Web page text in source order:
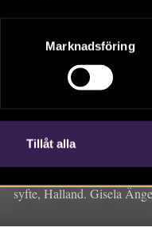
Marknadsföring
Tillåt alla
Stråvalla
Arkeologisk
syfte, Halland. Gisela